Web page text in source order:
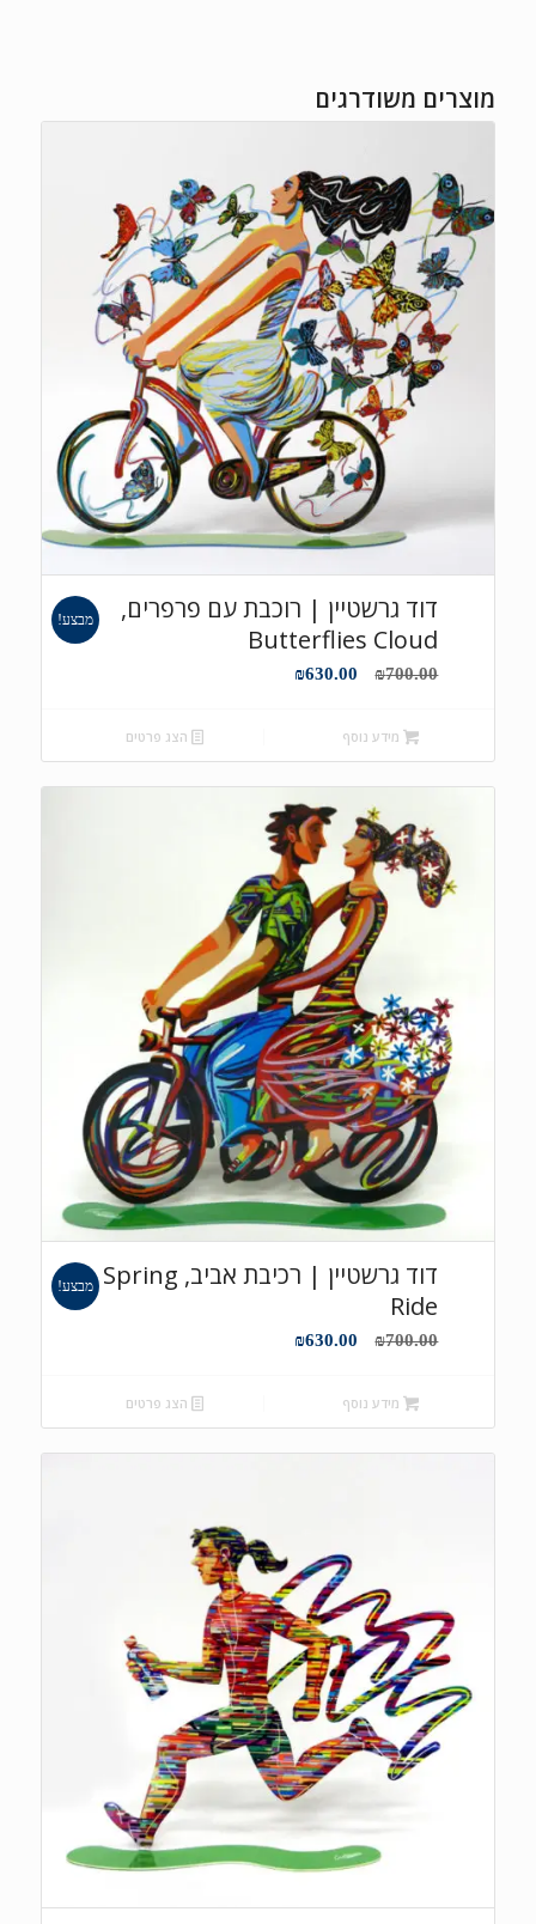
מוצרים משודרגים
דוד גרשטיין | רוכבת עם פרפרים,
Butterflies Cloud
₪700.00
המחיר
₪630.00 המחיר
מבצע!
מידע נוסף הצג פרטים
דוד גרשטיין | רכיבת אביב, Spring
Ride
₪700.00
המחיר
₪630.00 המחיר
מבצע!
מידע נוסף הצג פרטים